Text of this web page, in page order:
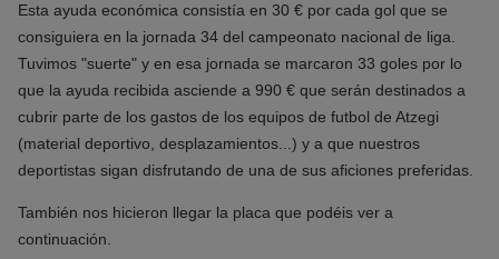
Esta ayuda económica consistía en 30 € por cada gol que se
consiguiera en la jornada 34 del campeonato nacional de liga.
Tuvimos "suerte" y en esa jornada se marcaron 33 goles por lo
que la ayuda recibida asciende a 990 € que serán destinados a
cubrir parte de los gastos de los equipos de futbol de Atzegi
(material deportivo, desplazamientos...) y a que nuestros
deportistas sigan disfrutando de una de sus aficiones preferidas.
También nos hicieron llegar la placa que podéis ver a
continuación.